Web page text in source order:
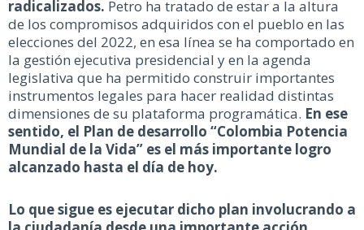
radicalizados. Petro ha tratado de estar a la altura
de los compromisos adquiridos con el pueblo en las
elecciones del 2022, en esa línea se ha comportado en
la gestión ejecutiva presidencial y en la agenda
legislativa que ha permitido construir importantes
instrumentos legales para hacer realidad distintas
dimensiones de su plataforma programática. En ese
sentido, el Plan de desarrollo “Colombia Potencia
Mundial de la Vida” es el más importante logro
alcanzado hasta el día de hoy.
Lo que sigue es ejecutar dicho plan involucrando a